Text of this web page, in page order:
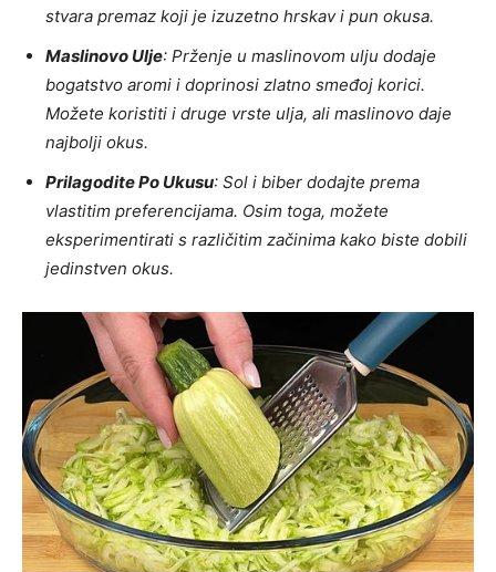
stvara premaz koji je izuzetno hrskav i pun okusa.
Maslinovo Ulje: Prženje u maslinovom ulju dodaje
bogatstvo aromi i doprinosi zlatno smeđoj korici.
Možete koristiti i druge vrste ulja, ali maslinovo daje
najbolji okus.
Prilagodite Po Ukusu: Sol i biber dodajte prema
vlastitim preferencijama. Osim toga, možete
eksperimentirati s različitim začinima kako biste dobili
jedinstven okus.